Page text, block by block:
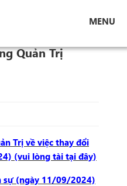
MENU
Trị 11.09.2024
Quản Trị
Trị về việc thay đổi
(vui lòng tài tại đây)
sự (ngày 11/09/2024)